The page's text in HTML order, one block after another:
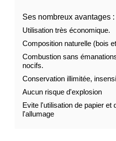
Ses nombreux avantages :
Utilisation très économique.
Composition naturelle (bois
Combustion sans
nocifs.
Conservation illimitée,
Aucun risque d'explosion
Evite l'utilisation de papier et
l'allumage